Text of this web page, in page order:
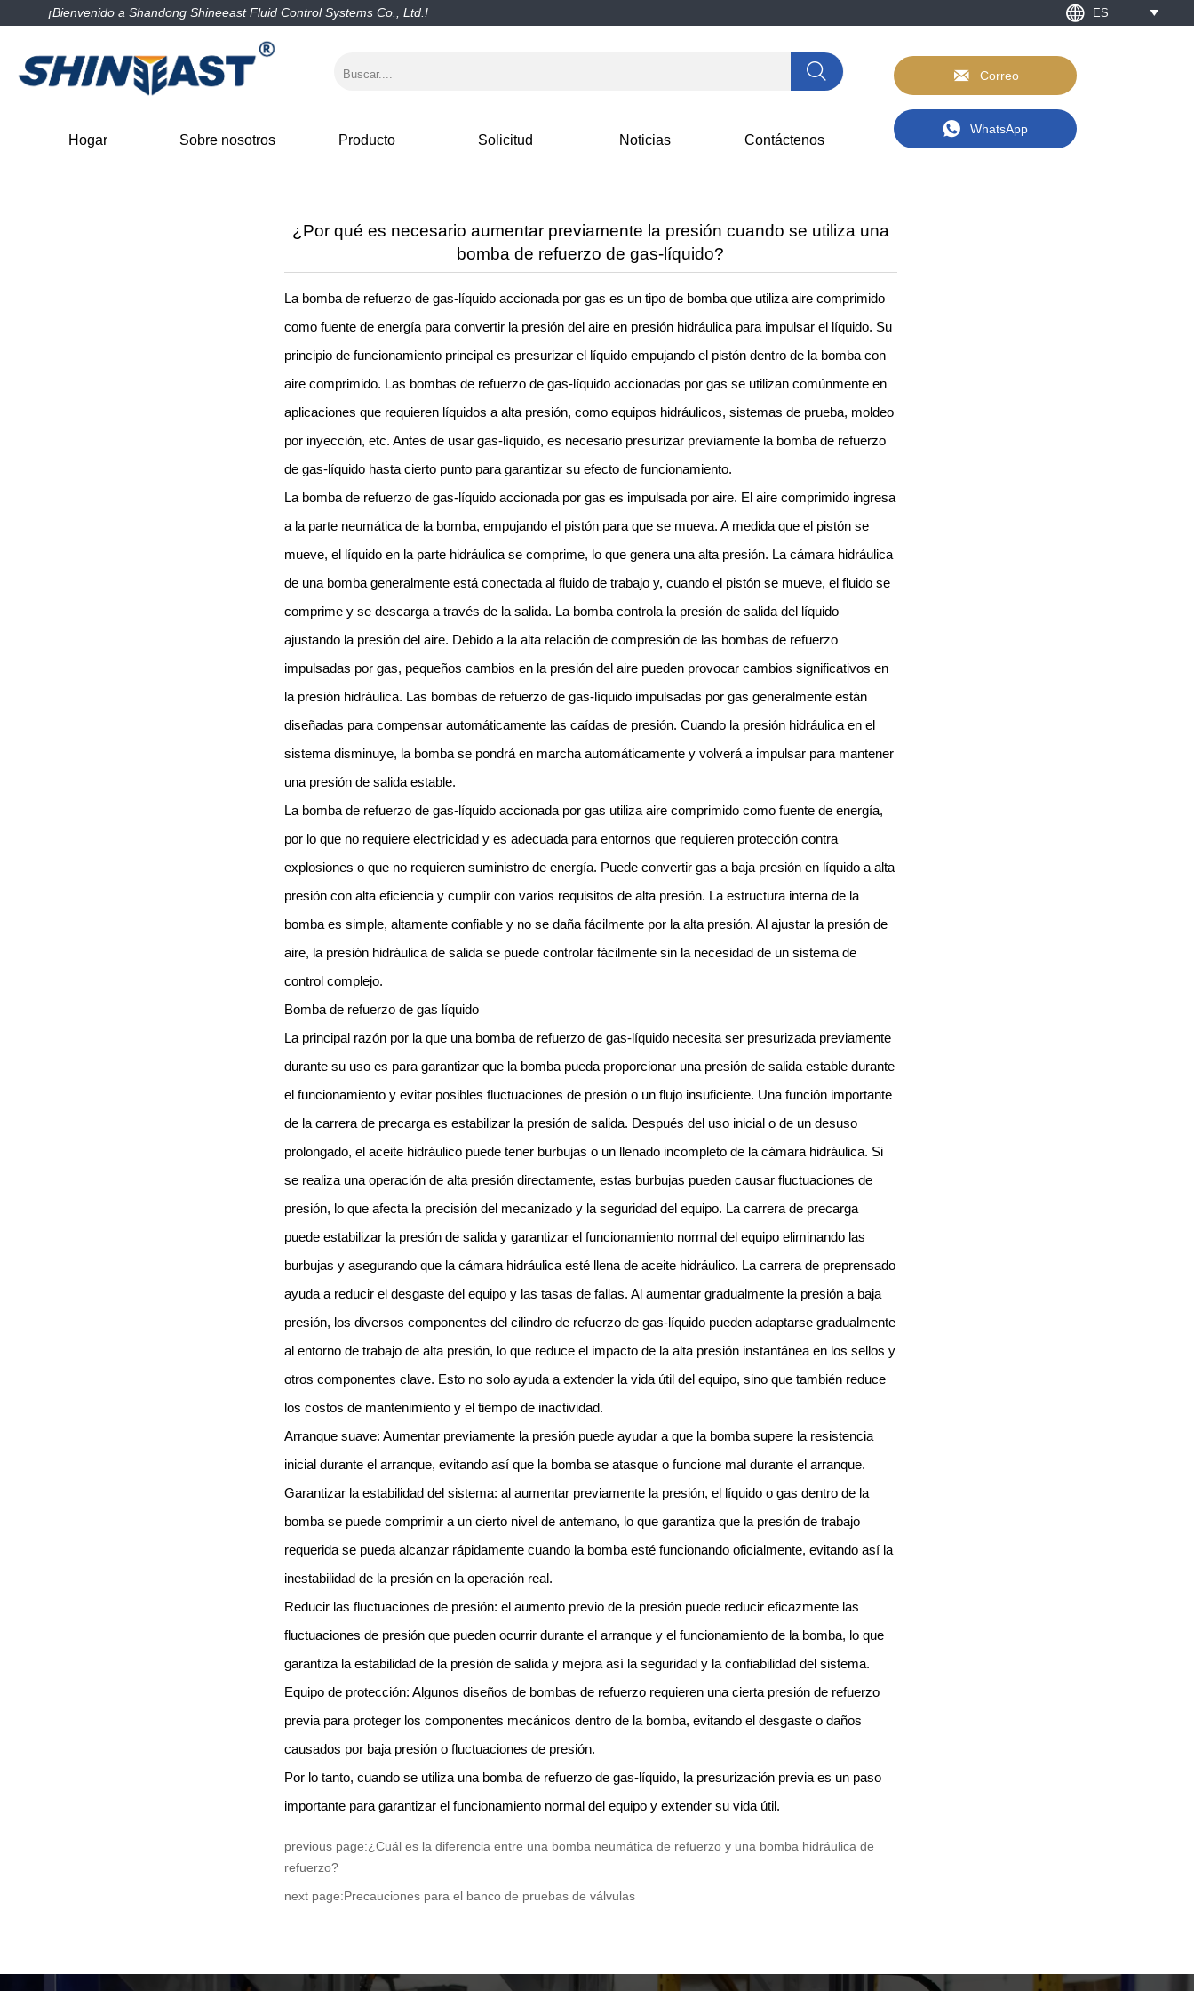
¡Bienvenido a Shandong Shineeast Fluid Control Systems Co., Ltd.!  ES 
  Correo
Hogar Sobre nosotros Producto Solicitud Noticias Contáctenos
 WhatsApp
¿Por qué es necesario aumentar previamente la presión cuando se utiliza una
bomba de refuerzo de gas-líquido?
La bomba de refuerzo de gas-líquido accionada por gas es un tipo de bomba que utiliza aire comprimido
como fuente de energía para convertir la presión del aire en presión hidráulica para impulsar el líquido. Su
principio de funcionamiento principal es presurizar el líquido empujando el pistón dentro de la bomba con
aire comprimido. Las bombas de refuerzo de gas-líquido accionadas por gas se utilizan comúnmente en
aplicaciones que requieren líquidos a alta presión, como equipos hidráulicos, sistemas de prueba, moldeo
por inyección, etc. Antes de usar gas-líquido, es necesario presurizar previamente la bomba de refuerzo
de gas-líquido hasta cierto punto para garantizar su efecto de funcionamiento.
La bomba de refuerzo de gas-líquido accionada por gas es impulsada por aire. El aire comprimido ingresa
a la parte neumática de la bomba, empujando el pistón para que se mueva. A medida que el pistón se
mueve, el líquido en la parte hidráulica se comprime, lo que genera una alta presión. La cámara hidráulica
de una bomba generalmente está conectada al fluido de trabajo y, cuando el pistón se mueve, el fluido se
comprime y se descarga a través de la salida. La bomba controla la presión de salida del líquido
ajustando la presión del aire. Debido a la alta relación de compresión de las bombas de refuerzo
impulsadas por gas, pequeños cambios en la presión del aire pueden provocar cambios significativos en
la presión hidráulica. Las bombas de refuerzo de gas-líquido impulsadas por gas generalmente están
diseñadas para compensar automáticamente las caídas de presión. Cuando la presión hidráulica en el
sistema disminuye, la bomba se pondrá en marcha automáticamente y volverá a impulsar para mantener
una presión de salida estable.
La bomba de refuerzo de gas-líquido accionada por gas utiliza aire comprimido como fuente de energía,
por lo que no requiere electricidad y es adecuada para entornos que requieren protección contra
explosiones o que no requieren suministro de energía. Puede convertir gas a baja presión en líquido a alta
presión con alta eficiencia y cumplir con varios requisitos de alta presión. La estructura interna de la
bomba es simple, altamente confiable y no se daña fácilmente por la alta presión. Al ajustar la presión de
aire, la presión hidráulica de salida se puede controlar fácilmente sin la necesidad de un sistema de
control complejo.
Bomba de refuerzo de gas líquido
La principal razón por la que una bomba de refuerzo de gas-líquido necesita ser presurizada previamente
durante su uso es para garantizar que la bomba pueda proporcionar una presión de salida estable durante
el funcionamiento y evitar posibles fluctuaciones de presión o un flujo insuficiente. Una función importante
de la carrera de precarga es estabilizar la presión de salida. Después del uso inicial o de un desuso
prolongado, el aceite hidráulico puede tener burbujas o un llenado incompleto de la cámara hidráulica. Si
se realiza una operación de alta presión directamente, estas burbujas pueden causar fluctuaciones de
presión, lo que afecta la precisión del mecanizado y la seguridad del equipo. La carrera de precarga
puede estabilizar la presión de salida y garantizar el funcionamiento normal del equipo eliminando las
burbujas y asegurando que la cámara hidráulica esté llena de aceite hidráulico. La carrera de preprensado
ayuda a reducir el desgaste del equipo y las tasas de fallas. Al aumentar gradualmente la presión a baja
presión, los diversos componentes del cilindro de refuerzo de gas-líquido pueden adaptarse gradualmente
al entorno de trabajo de alta presión, lo que reduce el impacto de la alta presión instantánea en los sellos y
otros componentes clave. Esto no solo ayuda a extender la vida útil del equipo, sino que también reduce
los costos de mantenimiento y el tiempo de inactividad.
Arranque suave: Aumentar previamente la presión puede ayudar a que la bomba supere la resistencia
inicial durante el arranque, evitando así que la bomba se atasque o funcione mal durante el arranque.
Garantizar la estabilidad del sistema: al aumentar previamente la presión, el líquido o gas dentro de la
bomba se puede comprimir a un cierto nivel de antemano, lo que garantiza que la presión de trabajo
requerida se pueda alcanzar rápidamente cuando la bomba esté funcionando oficialmente, evitando así la
inestabilidad de la presión en la operación real.
Reducir las fluctuaciones de presión: el aumento previo de la presión puede reducir eficazmente las
fluctuaciones de presión que pueden ocurrir durante el arranque y el funcionamiento de la bomba, lo que
garantiza la estabilidad de la presión de salida y mejora así la seguridad y la confiabilidad del sistema.
Equipo de protección: Algunos diseños de bombas de refuerzo requieren una cierta presión de refuerzo
previa para proteger los componentes mecánicos dentro de la bomba, evitando el desgaste o daños
causados por baja presión o fluctuaciones de presión.
Por lo tanto, cuando se utiliza una bomba de refuerzo de gas-líquido, la presurización previa es un paso
importante para garantizar el funcionamiento normal del equipo y extender su vida útil.
previous page:¿Cuál es la diferencia entre una bomba neumática de refuerzo y una bomba hidráulica de
refuerzo?
next page:Precauciones para el banco de pruebas de válvulas